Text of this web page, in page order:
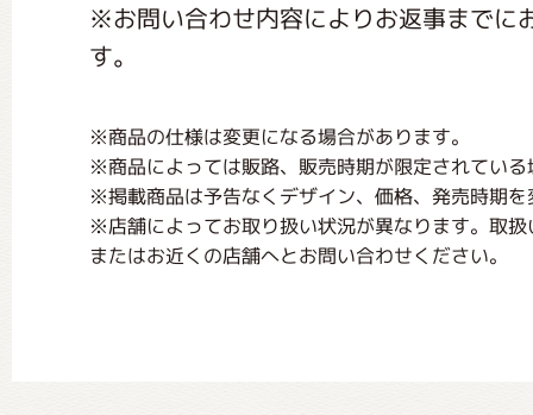
※お問い合わせ内容によりお返事までに
す。
※商品の仕様は変更になる場合があります。
※商品によっては販路、販売時期が限定されてい
※掲載商品は予告なくデザイン、価格、発売時期
※店舗によってお取り扱い状況が異なります。取
またはお近くの店舗へとお問い合わせください。